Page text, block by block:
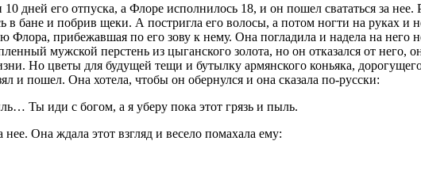
дней его отпуска, а Флоре исполнилось 18, и он пошел свататься за нее.
в бане и побрив щеки. А постригла его волосы, а потом ногти на руках и
Флора, прибежавшая по его зову к нему. Она погладила и надела на
мужской перстень из цыганского золота, но он отказался от него,
Но цветы для будущей тещи и бутылку армянского коньяка,
и пошел. Она хотела, чтобы он обернулся и она сказала по-русски:
Ты иди с богом, а я уберу пока этот грязь и пыль.
Она ждала этот взгляд и весело помахала ему: